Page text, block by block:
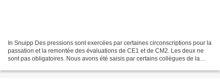
In Snuipp Des pressions sont exercées par certaines circonscriptions pour la
passation et la remontée des évaluations de CE1 et de CM2. Les deux ne
sont pas obligatoires. Nous avons été saisis par certains collègues de la